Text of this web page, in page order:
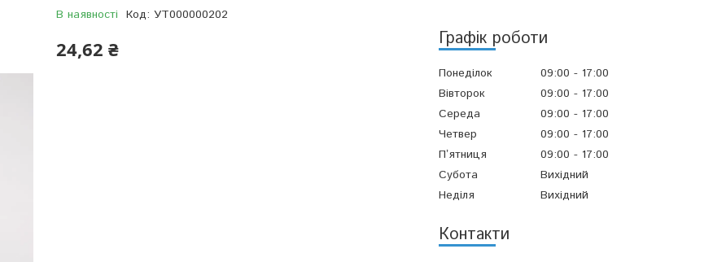
Графік роботи
Понеділок 09:00
17:00
Вівторок
09:00
17:00
Середа
09:00
17:00
Четвер
09:00
17:00
Пʼятниця
09:00
17:00
Субота
Вихідний
Неділя
Вихідний
Контакти
В наявності Код: УТ000000202
24,62 ₴